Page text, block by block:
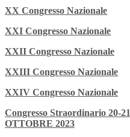
XX Congresso Nazionale
XXI Congresso Nazionale
XXII Congresso Nazionale
XXIII Congresso Nazionale
XXIV Congresso Nazionale
Congresso Straordinario 20-21
OTTOBRE 2023